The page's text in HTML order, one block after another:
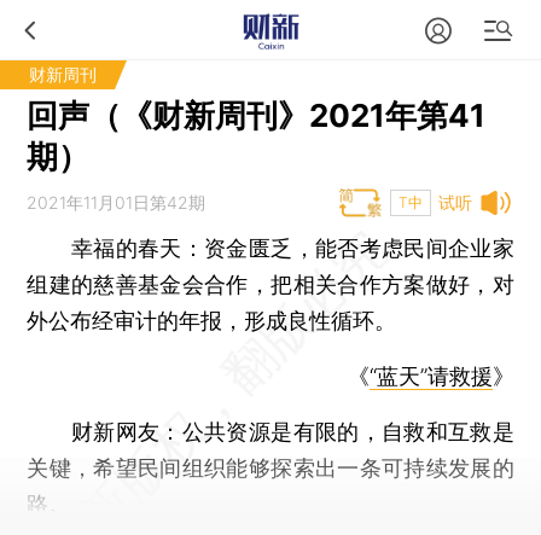
财新周刊
回声（《财新周刊》2021年第41
期）
试听
2021年11月01日第42期 T中
幸福的春天： 资金匮乏，能否考虑民间企业家
组建的慈善基金会合作，把相关合作方案做好，对
外公布经审计的年报，形成良性循环。
《“蓝天”请救援》
财新网友： 公共资源是有限的，自救和互救是
关键，希望民间组织能够探索出一条可持续发展的
路。